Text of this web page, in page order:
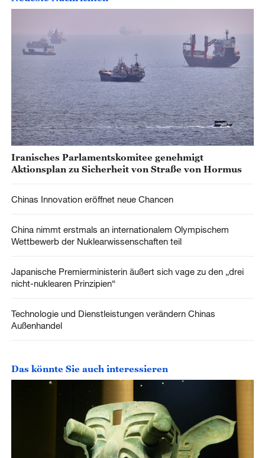
Iranisches Parlamentskomitee genehmigt
Aktionsplan zu Sicherheit von Straße von Hormus
Chinas Innovation eröffnet neue Chancen
China nimmt erstmals an internationalem Olympischem
Wettbewerb der Nuklearwissenschaften teil
Japanische Premierministerin äußert sich vage zu den „drei
nicht-nuklearen Prinzipien“
Technologie und Dienstleistungen verändern Chinas
Außenhandel
Das könnte Sie auch interessieren